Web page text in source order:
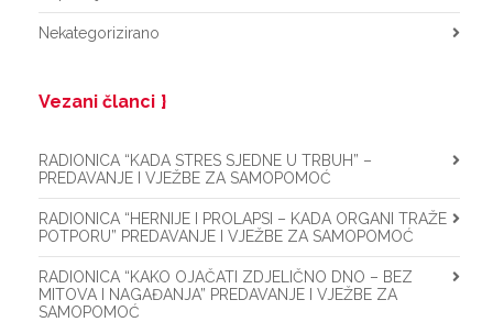
Nekategorizirano
Vezani članci
RADIONICA “KADA STRES SJEDNE U TRBUH” –
PREDAVANJE I VJEŽBE ZA SAMOPOMOĆ
RADIONICA “HERNIJE I PROLAPSI – KADA ORGANI TRAŽE
POTPORU” PREDAVANJE I VJEŽBE ZA SAMOPOMOĆ
RADIONICA “KAKO OJAČATI ZDJELIČNO DNO – BEZ
MITOVA I NAGAĐANJA” PREDAVANJE I VJEŽBE ZA
SAMOPOMOĆ